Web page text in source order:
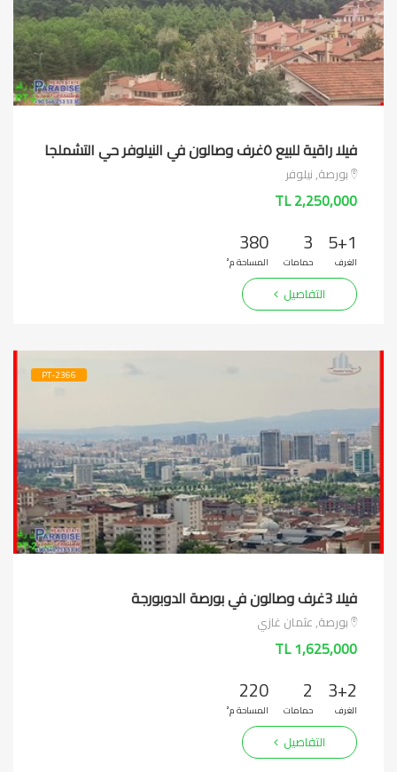
فيلا راقية للبيع ٥غرف وصالون في النيلوفر حي التشملجا
بورصة, نيلوفر
2,250,000 TL
5+1
الغرف
3
حمامات
380
المساحة م²
التفاصيل
PT-2366
فيلا 3غرف وصالون في بورصة الدوبورجة
بورصة, عثمان غازي
1,625,000 TL
3+2
الغرف
2
حمامات
220
المساحة م²
التفاصيل